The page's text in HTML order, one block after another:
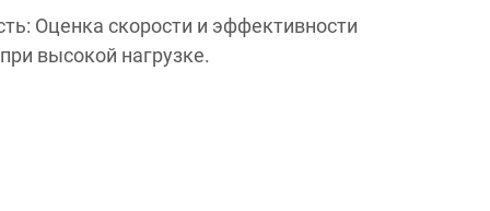
Оценка скорости и эффективности
высокой нагрузке.